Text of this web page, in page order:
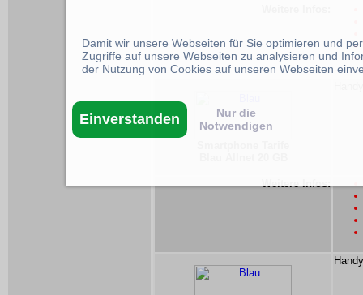
Weitere Infos:
Damit wir unsere Webseiten für Sie optimieren und
Zugriffe auf unsere Webseiten zu analysieren und
der Nutzung von Cookies auf unseren Webseiten
Einverstanden
Nur die
Notwendigen